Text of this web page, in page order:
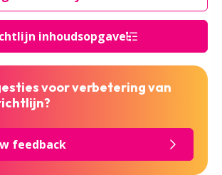
inhoudsopgave
voor verbetering van
feedback